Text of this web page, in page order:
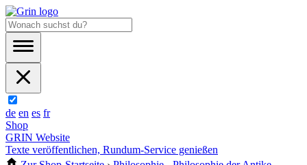
de en es fr
Shop
GRIN Website
Texte veröffentlichen, Rundum-Service genießen